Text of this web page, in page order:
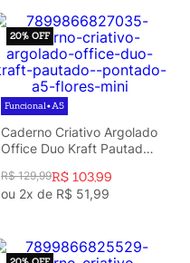
20% OFF
Funcional•A5
Caderno Criativo Argolado
Office Duo Kraft Pautado
R$ 129,99R$ 103,99
ou 2x de R$ 51,99